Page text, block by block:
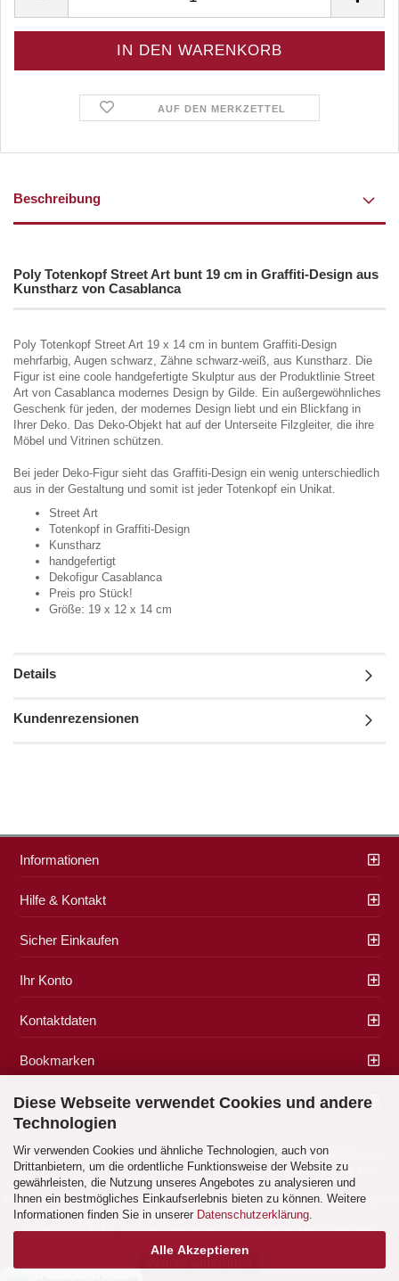
Diese Webseite verwendet Cookies und andere
Technologien
Wir verwenden Cookies und ähnliche Technologien, auch von
Drittanbietern, um die ordentliche Funktionsweise der Website zu
gewährleisten, die Nutzung unseres Angebotes zu analysieren und
Ihnen ein bestmögliches Einkaufserlebnis bieten zu können. Weitere
Informationen finden Sie in unserer Datenschutzerklärung.
Alle Akzeptieren
AUF DEN MERKZETTEL
Beschreibung
Poly Totenkopf Street Art bunt 19 cm in Graffiti-Design aus
Kunstharz von Casablanca
Poly Totenkopf Street Art 19 x 14 cm in buntem Graffiti-Design
mehrfarbig, Augen schwarz, Zähne schwarz-weiß, aus Kunstharz. Die
Figur ist eine coole handgefertigte Skulptur aus der Produktlinie Street
Art von Casablanca modernes Design by Gilde. Ein außergewöhnliches
Geschenk für jeden, der modernes Design liebt und ein Blickfang in
Ihrer Deko. Das Deko-Objekt hat auf der Unterseite Filzgleiter, die ihre
Möbel und Vitrinen schützen.
Bei jeder Deko-Figur sieht das Graffiti-Design ein wenig unterschiedlich
aus in der Gestaltung und somit ist jeder Totenkopf ein Unikat.
Street Art
Totenkopf in Graffiti-Design
Kunstharz
handgefertigt
Dekofigur Casablanca
Preis pro Stück!
Größe: 19 x 12 x 14 cm
Details
Kundenrezensionen
Informationen
Hilfe & Kontakt
Sicher Einkaufen
Ihr Konto
Kontaktdaten
Bookmarken
Zahlung & Versand
Impressum|AGB|Datenschutz|Widerrufsrecht| Cookie Einstellungen
Alle Preise verstehen sich inklusive der gesetzlichen Mehrwertsteuer, zzgl.
Versandkostensoweit nicht anders gekennzeichnet.
Alle Marken- und Produktbeschreibungen sind Marken oder eingetragene Marken
der entsprechenden Eigentümer.
Copyright (c) 2017 - 2026 by Geschenke Korber. Alle Rechte vorbehalten.